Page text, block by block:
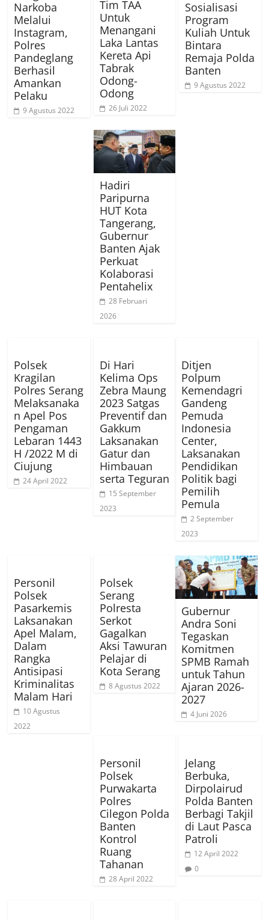
Narkoba
Melalui
Instagram,
Polres
Pandeglang
Berhasil
Amankan
Pelaku
9 Agustus 2022
Tim TAA
Untuk
Menangani
Laka Lantas
Kereta Api
Tabrak
Odong-
Odong
26 Juli 2022
Sosialisasi
Program
Kuliah Untuk
Bintara
Remaja Polda
Banten
9 Agustus 2022
Hadiri
Paripurna
HUT Kota
Tangerang,
Gubernur
Banten Ajak
Perkuat
Kolaborasi
Pentahelix
28 Februari
2026
Polsek
Kragilan
Polres Serang
Melaksanaka
n Apel Pos
Pengaman
Lebaran 1443
H /2022 M di
Ciujung
24 April 2022
Di Hari
Kelima Ops
Zebra Maung
2023 Satgas
Preventif dan
Gakkum
Laksanakan
Gatur dan
Himbauan
serta Teguran
15 September
2023
Ditjen
Polpum
Kemendagri
Gandeng
Pemuda
Indonesia
Center,
Laksanakan
Pendidikan
Politik bagi
Pemilih
Pemula
2 September
2023
Personil
Polsek
Pasarkemis
Laksanakan
Apel Malam,
Dalam
Rangka
Antisipasi
Kriminalitas
Malam Hari
10 Agustus
2022
Polsek
Serang
Polresta
Serkot
Gagalkan
Aksi Tawuran
Pelajar di
Kota Serang
8 Agustus 2022
Gubernur
Andra Soni
Tegaskan
Komitmen
SPMB Ramah
untuk Tahun
Ajaran 2026-
2027
4 Juni 2026
Personil
Polsek
Purwakarta
Polres
Cilegon Polda
Banten
Kontrol
Ruang
Tahanan
28 April 2022
Jelang
Berbuka,
Dirpolairud
Polda Banten
Berbagi Takjil
di Laut Pasca
Patroli
12 April 2022
0